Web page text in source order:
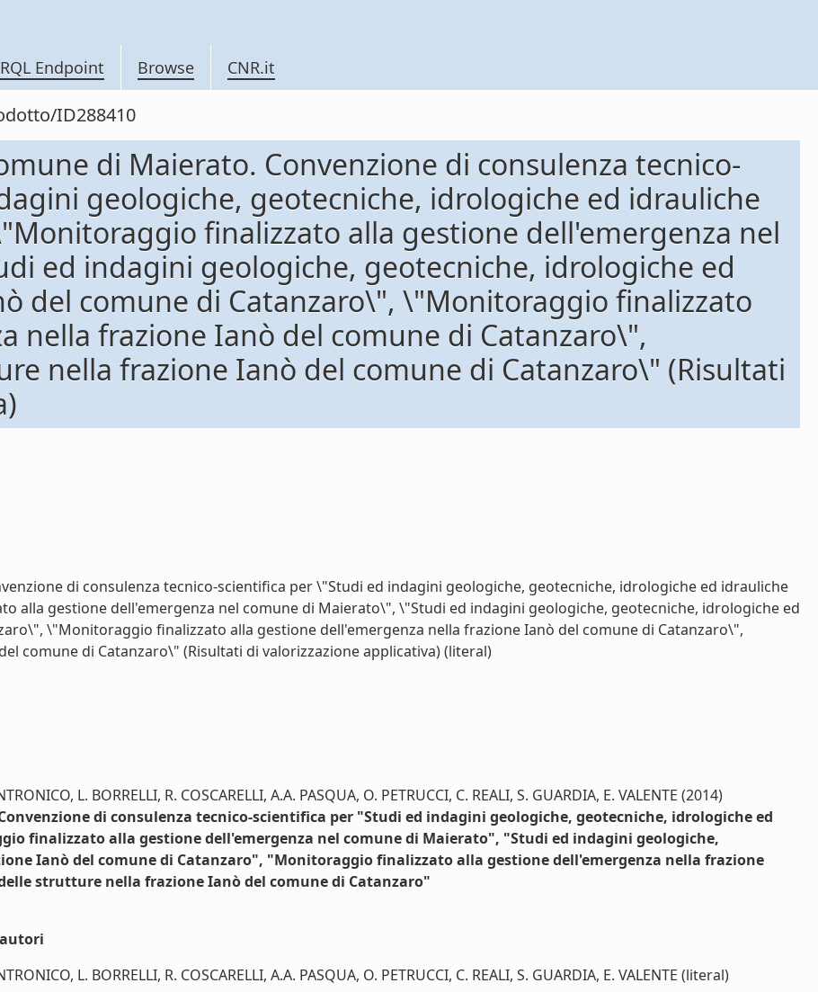
Endpoint Browse CNR.it
ID288410
di Maierato. Convenzione di consulenza tecnico-
geologiche, geotecniche, idrologiche ed idrauliche
finalizzato alla gestione dell'emergenza nel
ed indagini geologiche, geotecniche, idrologiche ed
del comune di Catanzaro\", \"Monitoraggio finalizzato
nella frazione Ianò del comune di Catanzaro\",
nella frazione Ianò del comune di Catanzaro\" (Risultati
di consulenza tecnico-scientifica per \"Studi ed indagini geologiche, geotecniche, idrologiche ed idrauliche
alla gestione dell'emergenza nel comune di Maierato\", \"Studi ed indagini geologiche, geotecniche, idrologiche ed
\"Monitoraggio finalizzato alla gestione dell'emergenza nella frazione Ianò del comune di Catanzaro\",
comune di Catanzaro\" (Risultati di valorizzazione applicativa) (literal)
L. BORRELLI, R. COSCARELLI, A.A. PASQUA, O. PETRUCCI, C. REALI, S. GUARDIA, E. VALENTE (2014)
di consulenza tecnico-scientifica per "Studi ed indagini geologiche, geotecniche, idrologiche ed
finalizzato alla gestione dell'emergenza nel comune di Maierato", "Studi ed indagini geologiche,
Ianò del comune di Catanzaro", "Monitoraggio finalizzato alla gestione dell'emergenza nella frazione
strutture nella frazione Ianò del comune di Catanzaro"
L. BORRELLI, R. COSCARELLI, A.A. PASQUA, O. PETRUCCI, C. REALI, S. GUARDIA, E. VALENTE (literal)